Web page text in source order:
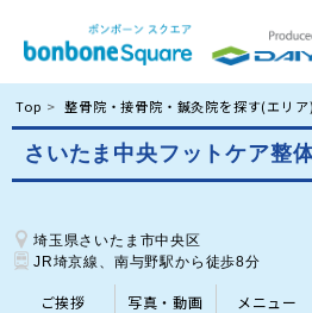
Top 整骨院・接骨院・鍼灸院を探す(エリア)
さいたま中央フットケア整
埼玉県さいたま市中央区
JR埼京線、南与野駅から徒歩8分
ご挨拶 写真・動画 メニュー